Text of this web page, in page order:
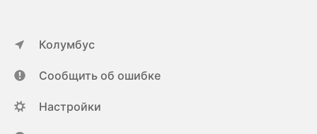
Колумбус
Сообщить об ошибке
Настройки